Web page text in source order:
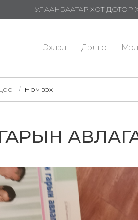
УЛААНБААТАР ХОТ ДОТОР
Эхлэл Дэлгүүр
Ном үзэх